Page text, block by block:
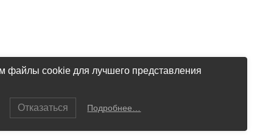
файлы cookie для лучшего представления
Отказаться Подробнее…